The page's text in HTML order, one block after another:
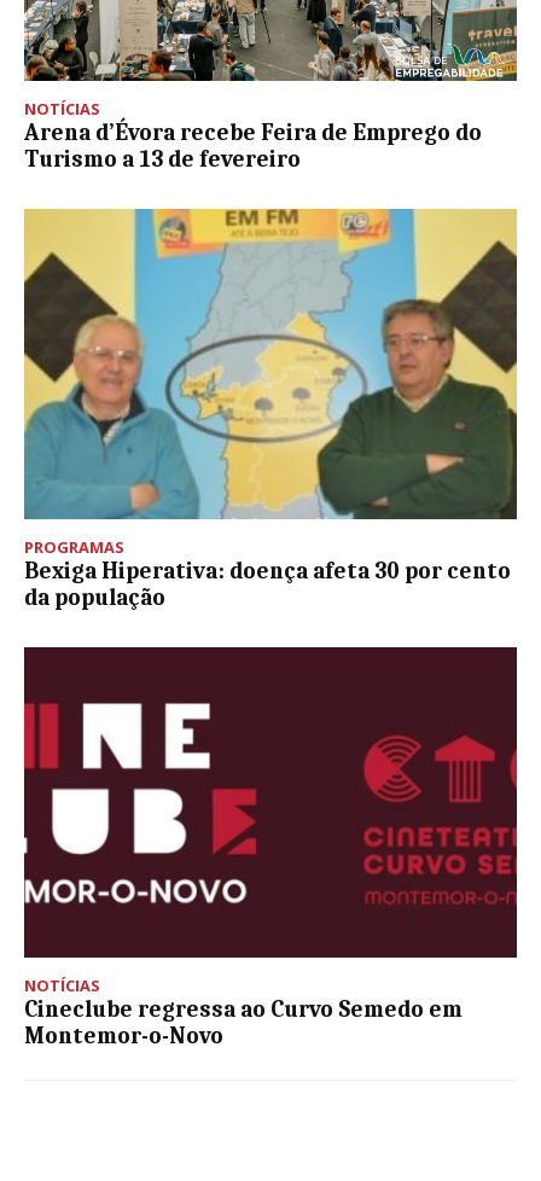
NOTÍCIAS
Arena d’Évora recebe Feira de Emprego do
Turismo a 13 de fevereiro
PROGRAMAS
Bexiga Hiperativa: doença afeta 30 por cento
da população
NOTÍCIAS
Cineclube regressa ao Curvo Semedo em
Montemor-o-Novo